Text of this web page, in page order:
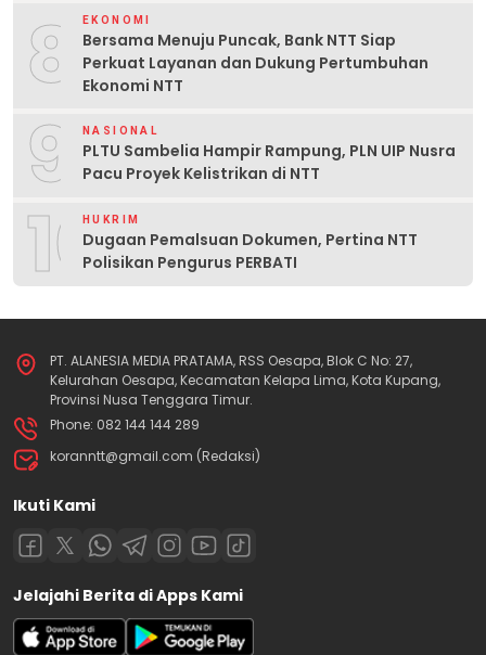
8 EKONOMI
Bersama Menuju Puncak, Bank NTT Siap
Perkuat Layanan dan Dukung Pertumbuhan
Ekonomi NTT
9 NASIONAL
PLTU Sambelia Hampir Rampung, PLN UIP Nusra
Pacu Proyek Kelistrikan di NTT
10HUKRIM
Dugaan Pemalsuan Dokumen, Pertina NTT
Polisikan Pengurus PERBATI
PT. ALANESIA MEDIA PRATAMA, RSS Oesapa, Blok C No: 27,
Kelurahan Oesapa, Kecamatan Kelapa Lima, Kota Kupang,
Provinsi Nusa Tenggara Timur.
Phone: 082 144 144 289
koranntt@gmail.com (Redaksi)
Ikuti Kami
Jelajahi Berita di Apps Kami